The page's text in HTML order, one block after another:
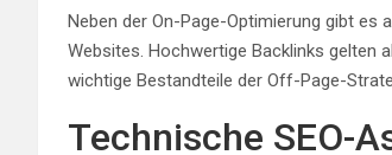
Neben der On-Page-Optimierung gibt es
Websites. Hochwertige Backlinks gelten
wichtige Bestandteile der Off-Page-
Technische SEO-